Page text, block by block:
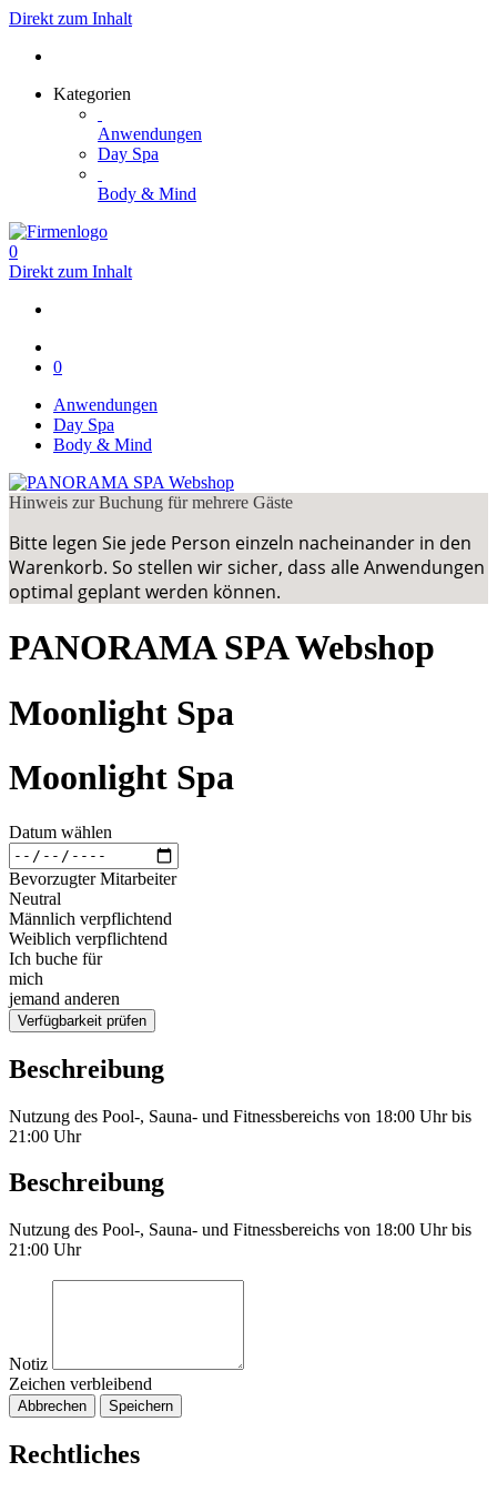
Direkt zum Inhalt
Kategorien
Anwendungen
Day Spa
Body & Mind
0
Direkt zum Inhalt
0
Anwendungen
Day Spa
Body & Mind
Hinweis zur Buchung für mehrere Gäste
Bitte legen Sie jede Person einzeln nacheinander in den
Warenkorb. So stellen wir sicher, dass alle Anwendungen
optimal geplant werden können.
PANORAMA SPA Webshop
Moonlight Spa
Moonlight Spa
Datum wählen
Bevorzugter Mitarbeiter
Neutral
Männlich verpflichtend
Weiblich verpflichtend
Ich buche für
mich
jemand anderen
Verfügbarkeit prüfen
Beschreibung
Nutzung des Pool-, Sauna- und Fitnessbereichs von 18:00 Uhr bis
21:00 Uhr
Beschreibung
Nutzung des Pool-, Sauna- und Fitnessbereichs von 18:00 Uhr bis
21:00 Uhr
Notiz
Zeichen verbleibend
Abbrechen Speichern
Rechtliches